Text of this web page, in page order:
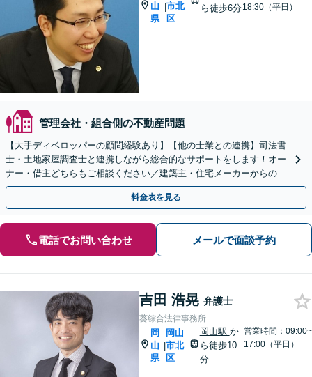
山
県
|市北
区
ら徒歩6分18:30（平日）
管理会社・組合側の不動産問題
【大手ディベロッパーの顧問経験あり】【他の士業との連携】司法書
士・土地家屋調査士と連携しながら総合的なサポートをします！オー
ナー・借主どちらもご相談ください／建築主・住宅メーカーからのご
相談も【初回相談無料】【夜間土日面談可（要予約）】
料金表を見る
電話でお問い合わせ メールで面談予約
吉田 浩晃 弁護士
葵綜合法律事務所
岡
山
県
|
岡山
市北
区
岡山駅 か
ら徒歩10
分
営業時間：09:00~
17:00（平日）